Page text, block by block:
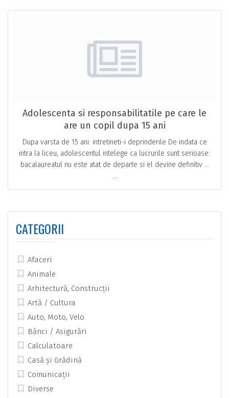
Adolescenta si responsabilitatile pe care le
are un copil dupa 15 ani
Dupa varsta de 15 ani: intretineti-i deprinderile De indata ce
intra la liceu, adolescentul intelege ca lucrurile sunt serioase:
bacalaureatul nu este atat de departe si el devine definitiv …
...
CATEGORII
Afaceri
Animale
Arhitectură, Construcții
Artă / Cultura
Auto, Moto, Velo
Bănci / Asigurări
Calculatoare
Casă și Grădină
Comunicații
Diverse